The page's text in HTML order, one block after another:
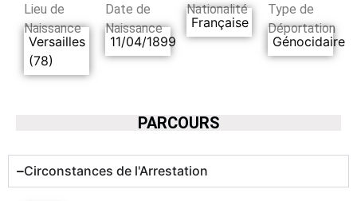
Lieu de
Naissance
Versailles
(78)
Date de
Naissance
11/04/1899
Nationalité
Française
Type de
Déportation
Génocidaire
PARCOURS
Circonstances de l'Arrestation